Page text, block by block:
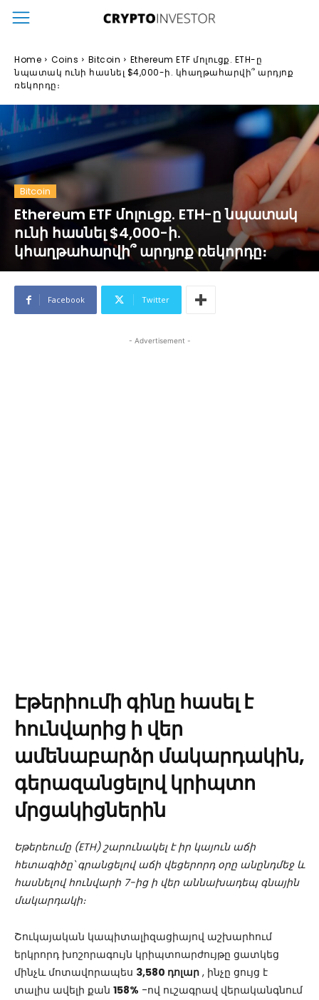
Home Coins Bitcoin
Ethereum ETF մոլուցք. ETH-ը
նպատակ ունի հասնել $4,000-ի. կհաղթահարվի՞ արդյոք
ռեկորդը։
Bitcoin
Ethereum ETF մոլուցք. ETH-ը նպատակ
ունի հասնել $4,000-ի.
կհաղթահարվի՞ արդյոք ռեկորդը։
Facebook Twitter
- Advertisement -
Էթերիումի գինը հասել է
հունվարից ի վեր
ամենաբարձր մակարդակին,
գերազանցելով կրիպտո
մրցակիցներին
Եթերեումը (ETH) շարունակել է իր կայուն աճի
հետագիծը՝ գրանցելով աճի վեցերորդ օրը անընդմեջ և
հասնելով հունվարի 7-ից ի վեր աննախադեպ գնային
մակարդակի։
Շուկայական կապիտալիզացիայով աշխարհում
երկրորդ խոշորագույն կրիպտոարժույթը ցատկեց
մինչև մոտավորապես 3,580 դոլար , ինչը ցույց է
տալիս ավելի քան 158% -ով ուշագրավ վերականգնում